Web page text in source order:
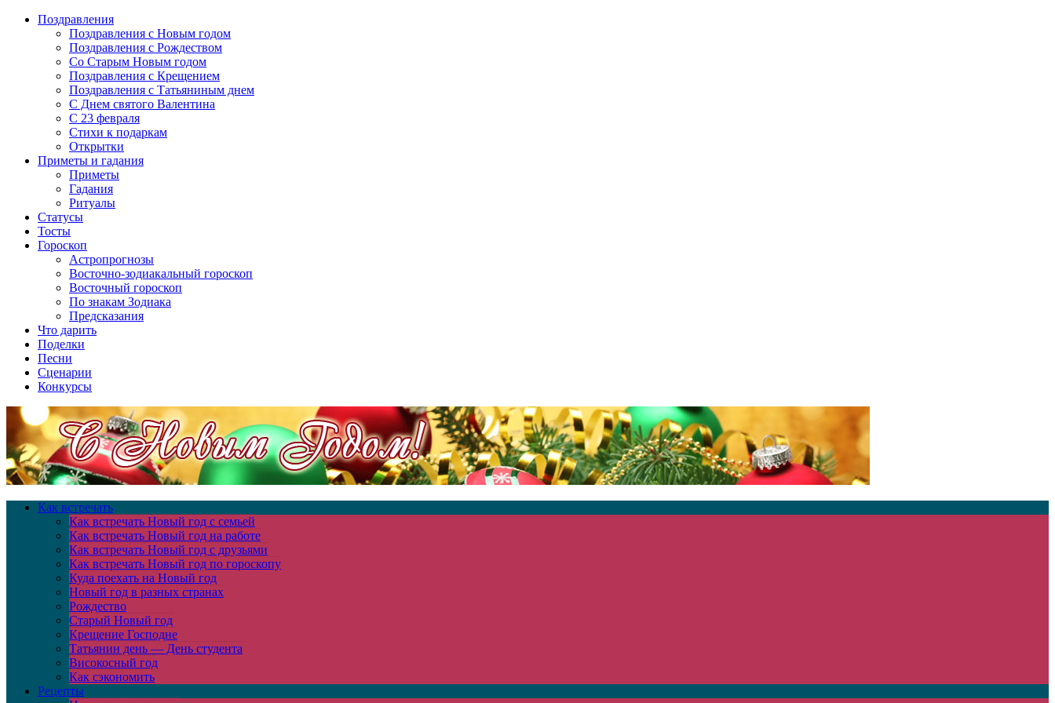
Поздравления
Поздравления с Новым годом
Поздравления с Рождеством
Со Старым Новым годом
Поздравления с Крещением
Поздравления с Татьяниным днем
С Днем святого Валентина
C 23 февраля
Стихи к подаркам
Открытки
Приметы и гадания
Приметы
Гадания
Ритуалы
Статусы
Тосты
Гороскоп
Астропрогнозы
Восточно-зодиакальный гороскоп
Восточный гороскоп
По знакам Зодиака
Предсказания
Что дарить
Поделки
Песни
Сценарии
Конкурсы
Как встречать
Как встречать Новый год с семьей
Как встречать Новый год на работе
Как встречать Новый год с друзьями
Как встречать Новый год по гороскопу
Куда поехать на Новый год
Новый год в разных странах
Рождество
Старый Новый год
Крещение Господне
Татьянин день — День студента
Високосный год
Как сэкономить
Рецепты